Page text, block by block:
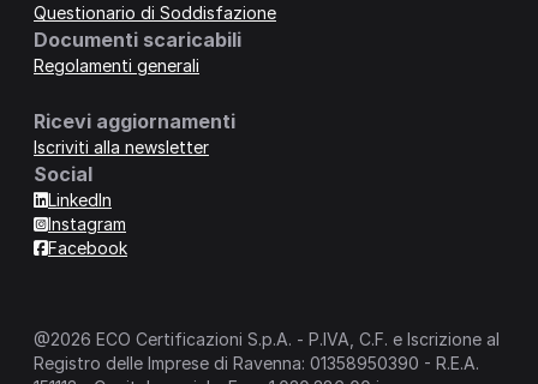
Questionario di Soddisfazione
Documenti scaricabili
Regolamenti generali
Ricevi aggiornamenti
Iscriviti alla newsletter
Social
LinkedIn
Instagram
Facebook
@2026 ECO Certificazioni S.p.A. - P.IVA, C.F. e Iscrizione al
Registro delle Imprese di Ravenna: 01358950390 - R.E.A.